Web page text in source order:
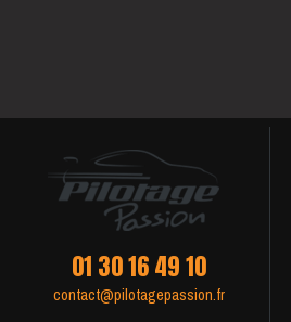
01 30 16 49 10
contact@pilotagepassion.fr